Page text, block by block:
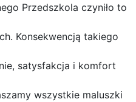
Przedszkola czyniło to
Konsekwencją takiego
satysfakcja i komfort
wszystkie maluszki